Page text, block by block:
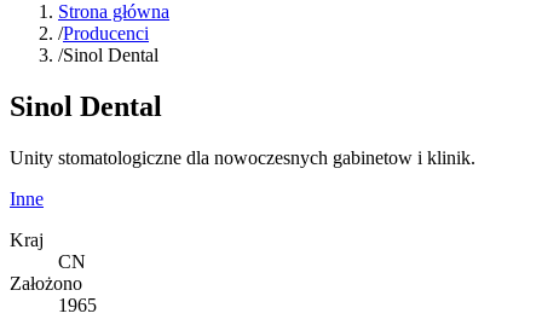
Strona główna
/Producenci
/Sinol Dental
Sinol Dental
Unity stomatologiczne dla nowoczesnych gabinetow i klinik.
Inne
Kraj
CN
Założono
1965